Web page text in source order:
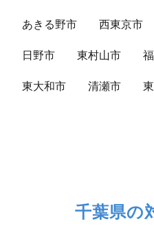
あきる野市 西東京市
日野市 東村山市
東大和市 清瀬市
千葉県の